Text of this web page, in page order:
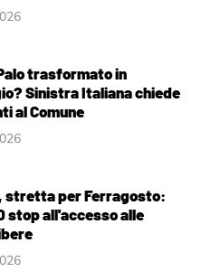
trasformato in
Sinistra Italiana chiede
al Comune
stretta per Ferragosto:
stop all'accesso alle